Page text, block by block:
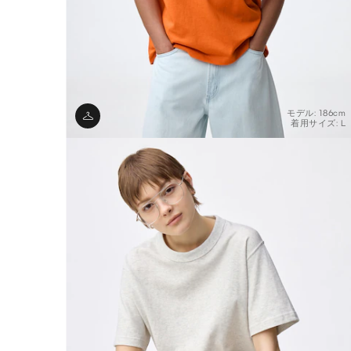
モデル: 186cm
着用サイズ: L